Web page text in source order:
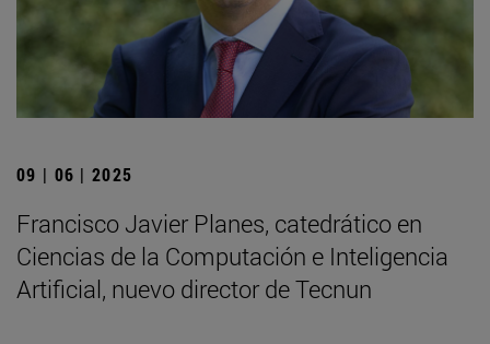
09 | 06 | 2025
Francisco Javier Planes, catedrático en
Ciencias de la Computación e Inteligencia
Artificial, nuevo director de Tecnun